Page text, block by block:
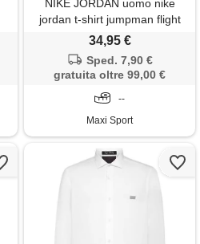
NIKE JORDAN uomo nike
jordan t-shirt jumpman flight
34,95 €
Sped. 7,90 €
gratuita oltre 99,00 €
--
Maxi Sport